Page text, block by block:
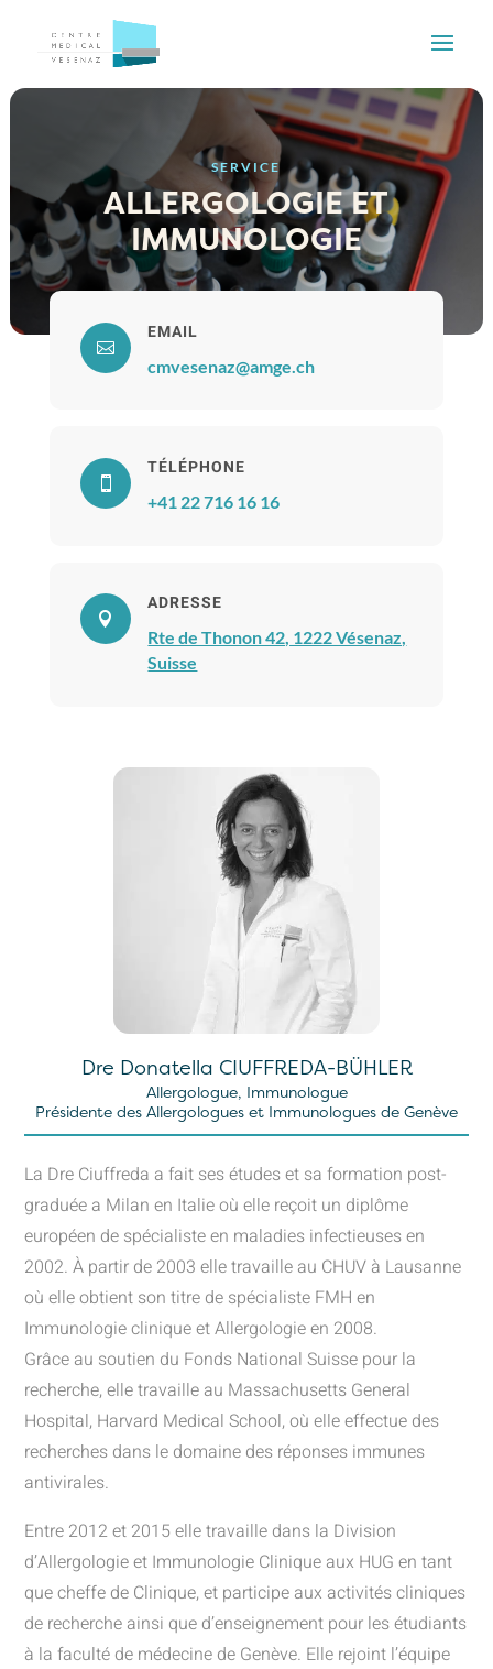
SERVICE
ALLERGOLOGIE ET
IMMUNOLOGIE

EMAIL
cmvesenaz@amge.ch

TÉLÉPHONE
+41 22 716 16 16

ADRESSE
Rte de Thonon 42, 1222 Vésenaz,
Suisse
Dre Donatella CIUFFREDA-BÜHLER
Allergologue, Immunologue
Présidente des Allergologues et Immunologues de Genève
La Dre Ciuffreda a fait ses études et sa formation post-
graduée a Milan en Italie où elle reçoit un diplôme
européen de spécialiste en maladies infectieuses en
2002. À partir de 2003 elle travaille au CHUV à Lausanne
où elle obtient son titre de spécialiste FMH en
Immunologie clinique et Allergologie en 2008.
Grâce au soutien du Fonds National Suisse pour la
recherche, elle travaille au Massachusetts General
Hospital, Harvard Medical School, où elle effectue des
recherches dans le domaine des réponses immunes
antivirales.
Entre 2012 et 2015 elle travaille dans la Division
d’Allergologie et Immunologie Clinique aux HUG en tant
que cheffe de Clinique, et participe aux activités cliniques
de recherche ainsi que d’enseignement pour les étudiants
à la faculté de médecine de Genève. Elle rejoint l’équipe